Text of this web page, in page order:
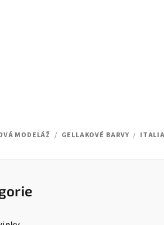
MODELÁŽ / GELLAKOVÉ BARVY /